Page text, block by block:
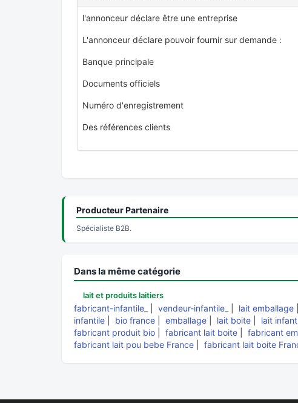
l'annonceur déclare être une entreprise
L'annonceur déclare pouvoir fournir sur demande :
Banque principale
Documents officiels
Numéro d'enregistrement
Des références clients
Producteur Partenaire
Spécialiste B2B.
Dans la même catégorie
lait et produits laitiers
fabricant-infantile_ vendeur-infantile_ lait emballage
infantile
bio france emballage lait boite lait
fabricant produit bio
fabricant lait boite fabricant
fabricant lait pou bebe France
fabricant lait boite